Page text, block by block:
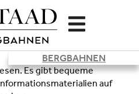
BERGBAHNEN